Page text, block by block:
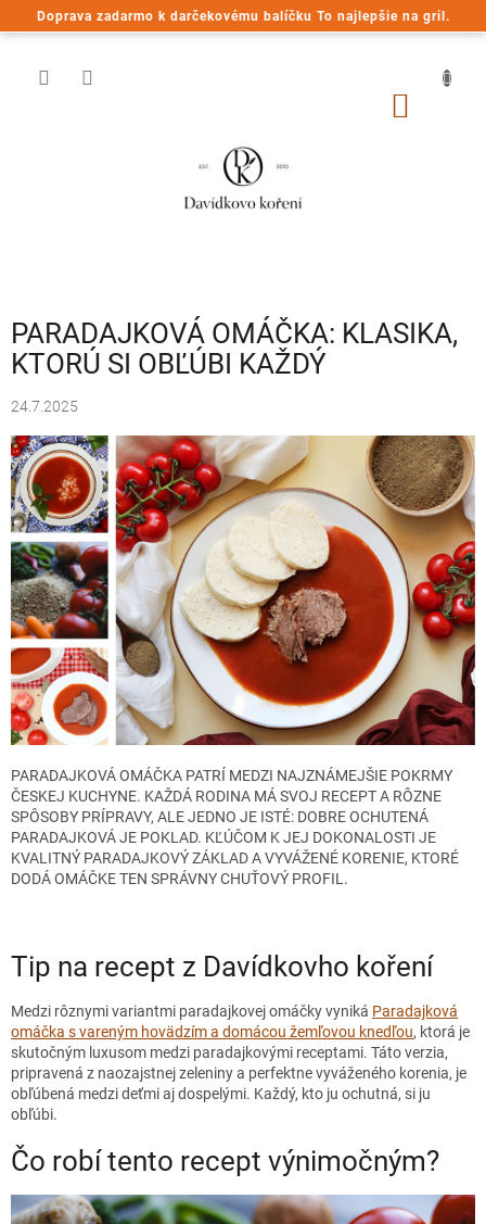
Doprava zadarmo k darčekovému balíčku To najlepšie na gril.
Prejsť
na
PARADAJKOVÁ OMÁČKA: KLASIKA,
KTORÚ SI OBĽÚBI KAŽDÝ
24.7.2025
PARADAJKOVÁ OMÁČKA PATRÍ MEDZI NAJZNÁMEJŠIE POKRMY
ČESKEJ KUCHYNE. KAŽDÁ RODINA MÁ SVOJ RECEPT A RÔZNE
SPÔSOBY PRÍPRAVY, ALE JEDNO JE ISTÉ: DOBRE OCHUTENÁ
PARADAJKOVÁ JE POKLAD. KĽÚČOM K JEJ DOKONALOSTI JE
KVALITNÝ PARADAJKOVÝ ZÁKLAD A VYVÁŽENÉ KORENIE, KTORÉ
DODÁ OMÁČKE TEN SPRÁVNY CHUŤOVÝ PROFIL.
Tip na recept z Davídkovho koření
Medzi rôznymi variantmi paradajkovej omáčky vyniká Paradajková
omáčka s vareným hovädzím a domácou žemľovou knedľou, ktorá je
skutočným luxusom medzi paradajkovými receptami. Táto verzia,
pripravená z naozajstnej zeleniny a perfektne vyváženého korenia, je
obľúbená medzi deťmi aj dospelými. Každý, kto ju ochutná, si ju
obľúbi.
Čo robí tento recept výnimočným?